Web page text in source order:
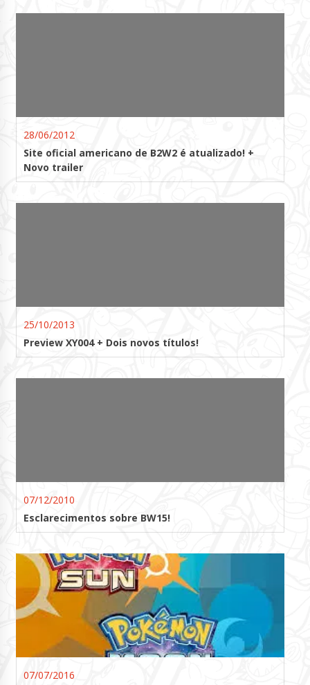
28/06/2012
Site oficial americano de B2W2 é atualizado! +
Novo trailer
25/10/2013
Preview XY004 + Dois novos títulos!
07/12/2010
Esclarecimentos sobre BW15!
07/07/2016